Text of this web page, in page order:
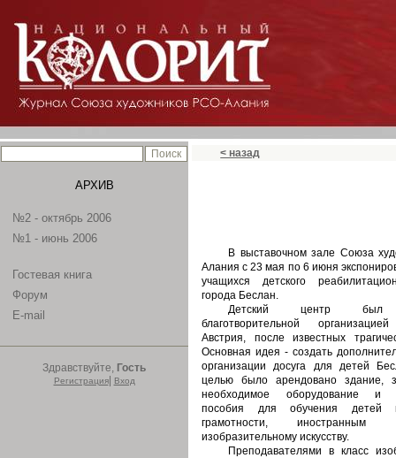
АРХИВ
№2 - октябрь 2006
№1 - июнь 2006
Гостевая книга
Форум
E-mail
Здравствуйте, Гость
Регистрация| Вход
< назад
В выставочном зале Союза
Алания с 23 мая по 6 июня
учащихся детского
города Беслан.
Детский центр был
благотворительной
Австрия, после известных
Основная идея - создать
организации досуга для детей
целью было арендовано здание,
необходимое оборудование и
пособия для обучения детей
грамотности,
изобразительному искусству.
Преподавателями в класс